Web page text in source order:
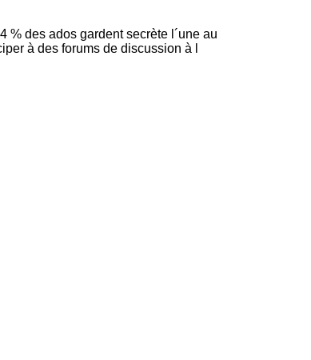
% des ados gardent secrète l´une au
à des forums de discussion à l